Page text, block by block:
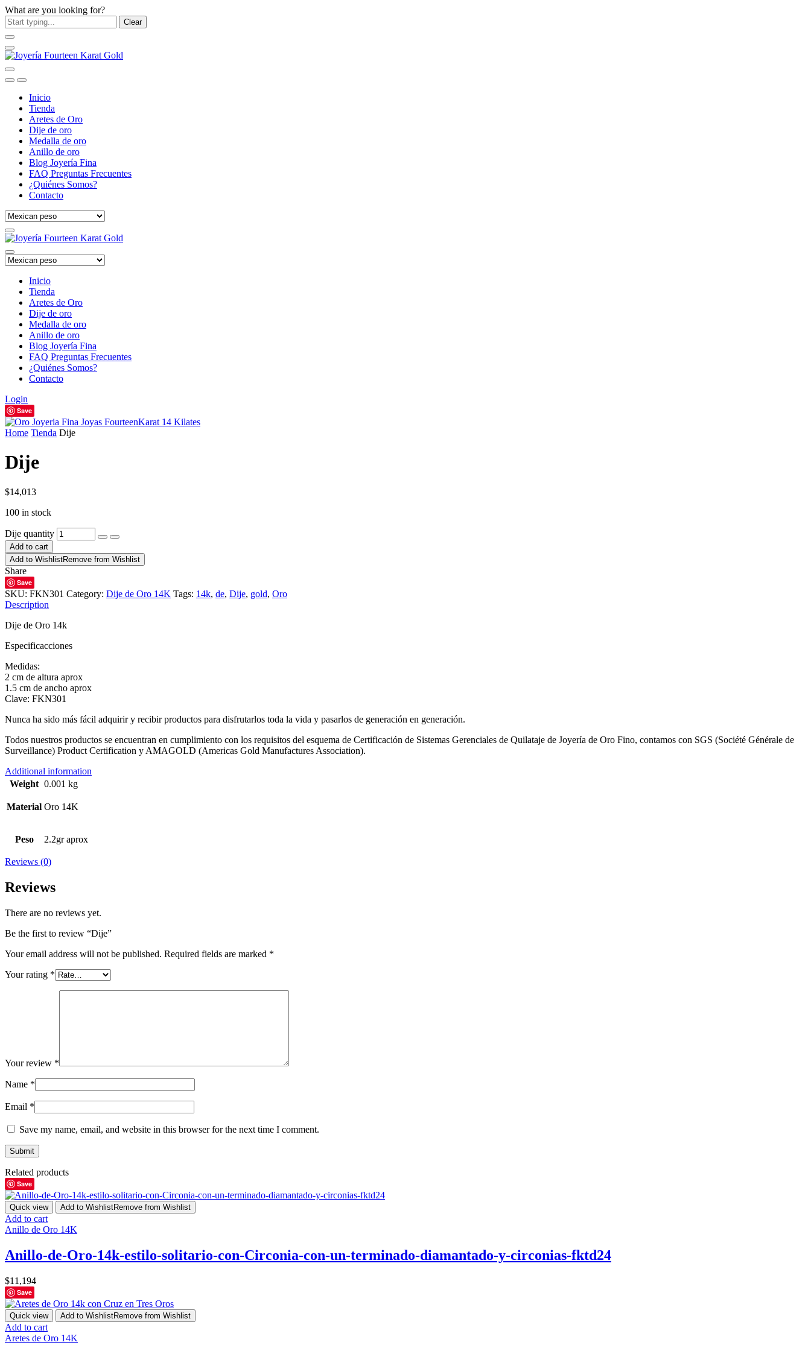
What are you looking for?
Clear
Inicio
Tienda
Aretes de Oro
Dije de oro
Medalla de oro
Anillo de oro
Blog Joyería Fina
FAQ Preguntas Frecuentes
¿Quiénes Somos?
Contacto
Inicio
Tienda
Aretes de Oro
Dije de oro
Medalla de oro
Anillo de oro
Blog Joyería Fina
FAQ Preguntas Frecuentes
¿Quiénes Somos?
Contacto
Login
Save
Home Tienda Dije
Dije
$14,013
100 in stock
Dije quantity
Add to cart
Add to WishlistRemove from Wishlist
Share
Save
SKU: FKN301 Category: Dije de Oro 14K Tags: 14k, de, Dije, gold, Oro
Description
Dije de Oro 14k
Especificacciones
Medidas:
2 cm de altura aprox
1.5 cm de ancho aprox
Clave: FKN301
Nunca ha sido más fácil adquirir y recibir productos para disfrutarlos toda la vida y pasarlos de generación en generación.
Todos nuestros productos se encuentran en cumplimiento con los requisitos del esquema de Certificación de Sistemas Gerenciales de Quilataje de Joyería de Oro Fino, contamos con SGS (Société Générale de
Surveillance) Product Certification y AMAGOLD (Americas Gold Manufactures Association).
Additional information
Weight 0.001 kg
Material Oro 14K
Peso 2.2gr aprox
Reviews (0)
Reviews
There are no reviews yet.
Be the first to review “Dije”
Your email address will not be published. Required fields are marked *
Your rating *
Your review *
Name *
Email *
Save my name, email, and website in this browser for the next time I comment.
Related products
Save
Quick view Add to WishlistRemove from Wishlist
Add to cart
Anillo de Oro 14K
Anillo-de-Oro-14k-estilo-solitario-con-Circonia-con-un-terminado-diamantado-y-circonias-fktd24
$11,194
Save
Quick view Add to WishlistRemove from Wishlist
Add to cart
Aretes de Oro 14K